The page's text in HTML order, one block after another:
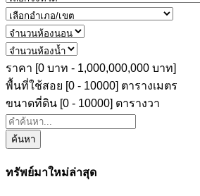
ราคา [0 บาท - 1,000,000,000 บาท]
พื้นที่ใช้สอย [0 - 10000] ตารางเมตร
ขนาดที่ดิน [0 - 10000] ตารางวา
ค้นหา
ทรัพย์มาใหม่ล่าสุด